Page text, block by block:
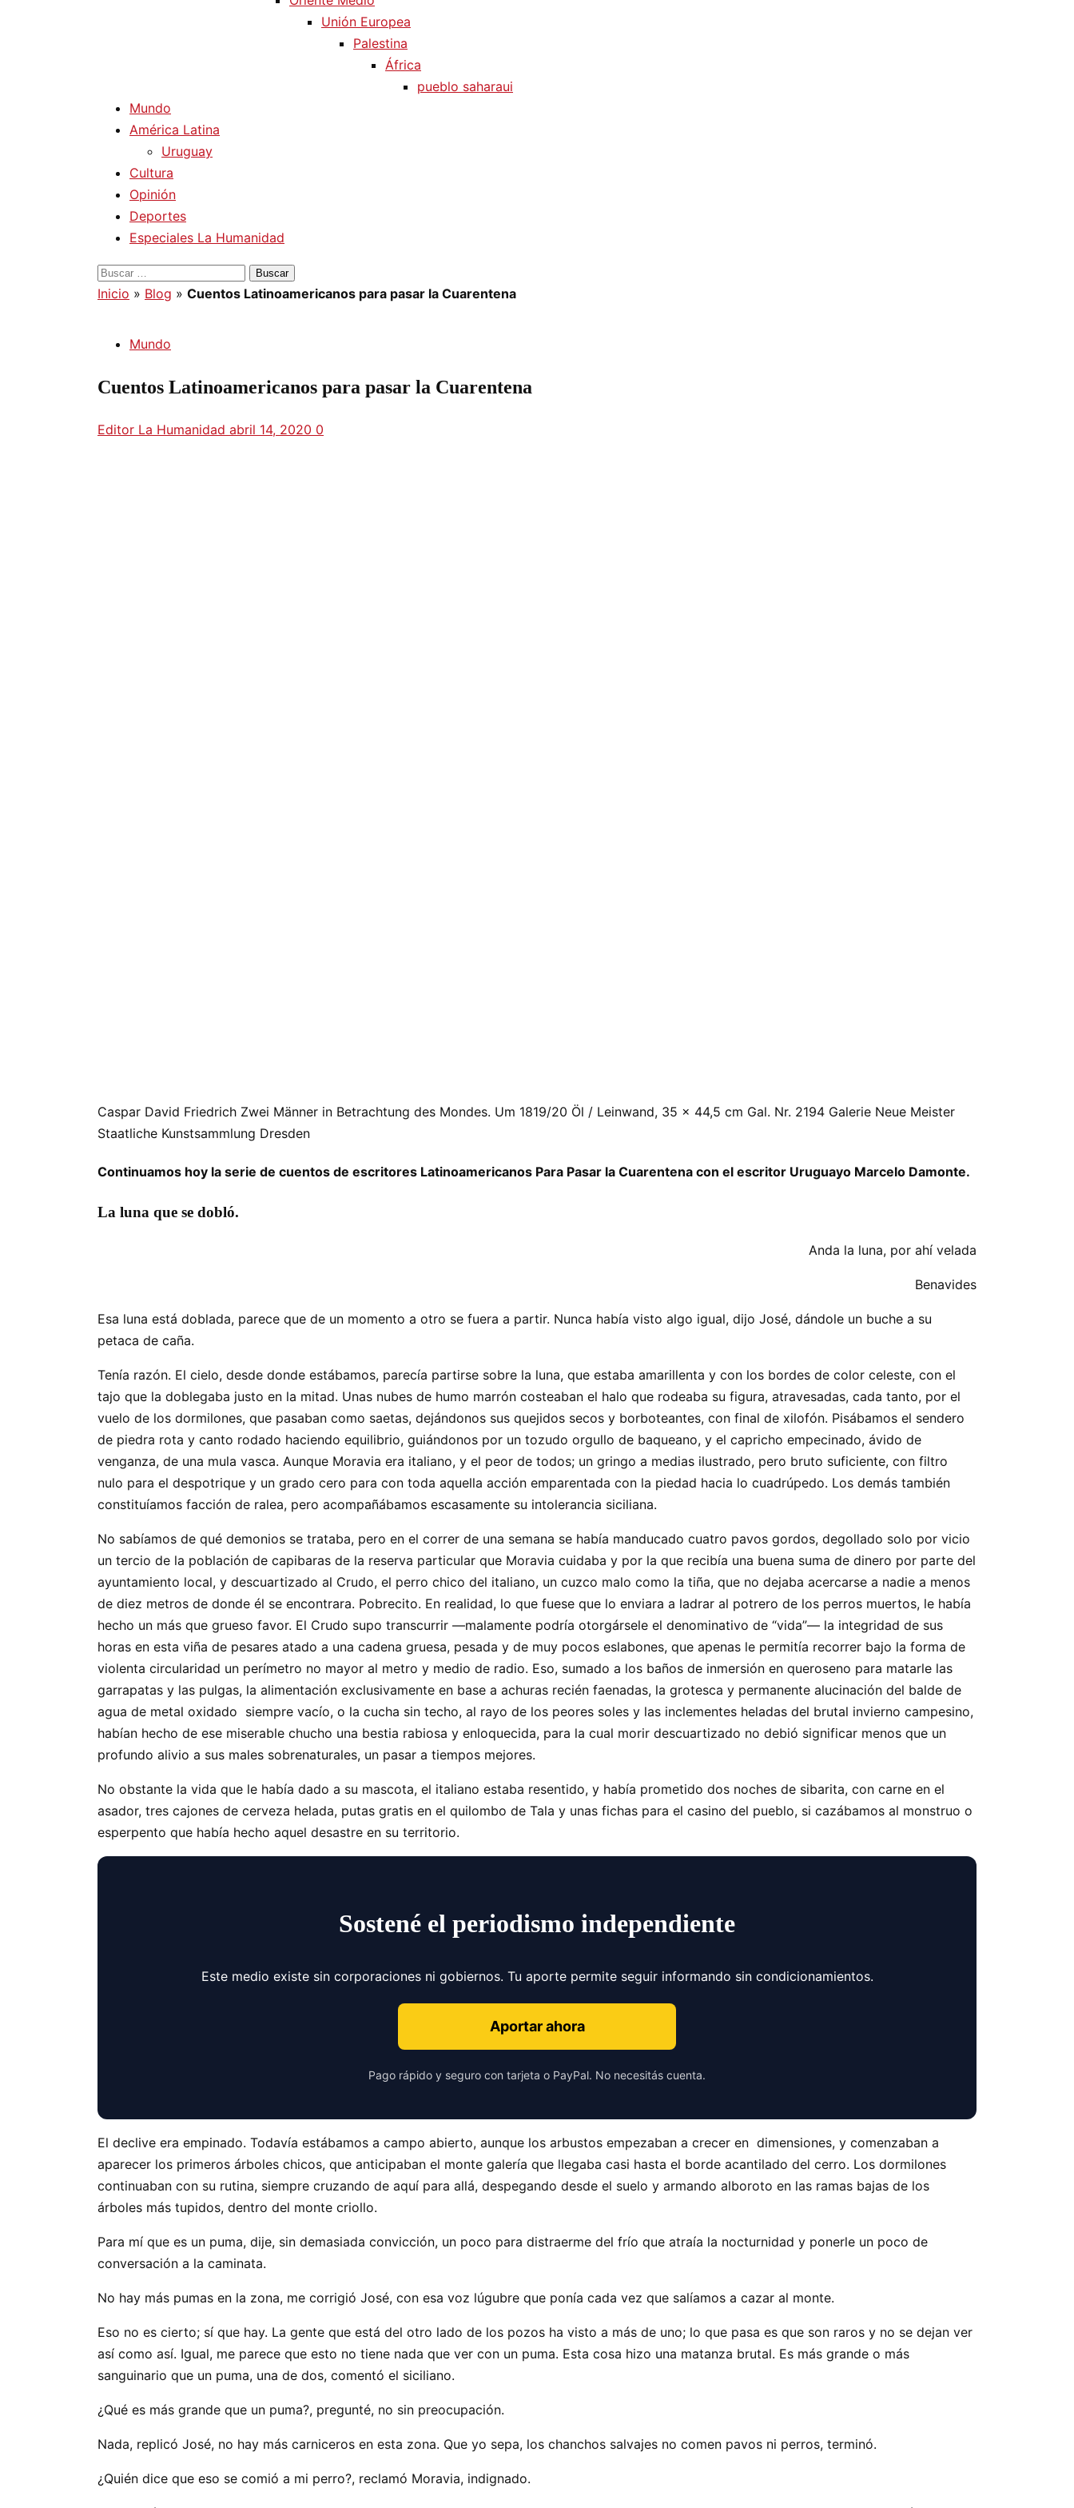
Unión Europea
Palestina
África
pueblo saharaui
Mundo
América Latina
Uruguay
Cultura
Opinión
Deportes
Especiales La Humanidad
Buscar:
Inicio » Blog » Cuentos Latinoamericanos para pasar la Cuarentena
Mundo
Cuentos Latinoamericanos para pasar la Cuarentena
Editor La Humanidad abril 14, 2020 0
Caspar David Friedrich Zwei Männer in Betrachtung des Mondes. Um 1819/20 Öl / Leinwand, 35 x 44,5 cm Gal. Nr. 2194 Galerie Neue Meister
Staatliche Kunstsammlung Dresden
Continuamos hoy la serie de cuentos de escritores Latinoamericanos Para Pasar la Cuarentena con el escritor Uruguayo Marcelo Damonte.
La luna que se dobló.
Anda la luna, por ahí velada
Benavides
Esa luna está doblada, parece que de un momento a otro se fuera a partir. Nunca había visto algo igual, dijo José, dándole un buche a su
petaca de caña.
Tenía razón. El cielo, desde donde estábamos, parecía partirse sobre la luna, que estaba amarillenta y con los bordes de color celeste, con el
tajo que la doblegaba justo en la mitad. Unas nubes de humo marrón costeaban el halo que rodeaba su figura, atravesadas, cada tanto, por el
vuelo de los dormilones, que pasaban como saetas, dejándonos sus quejidos secos y borboteantes, con final de xilofón. Pisábamos el sendero
de piedra rota y canto rodado haciendo equilibrio, guiándonos por un tozudo orgullo de baqueano, y el capricho empecinado, ávido de
venganza, de una mula vasca. Aunque Moravia era italiano, y el peor de todos; un gringo a medias ilustrado, pero bruto suficiente, con filtro
nulo para el despotrique y un grado cero para con toda aquella acción emparentada con la piedad hacia lo cuadrúpedo. Los demás también
constituíamos facción de ralea, pero acompañábamos escasamente su intolerancia siciliana.
No sabíamos de qué demonios se trataba, pero en el correr de una semana se había manducado cuatro pavos gordos, degollado solo por vicio
un tercio de la población de capibaras de la reserva particular que Moravia cuidaba y por la que recibía una buena suma de dinero por parte del
ayuntamiento local, y descuartizado al Crudo, el perro chico del italiano, un cuzco malo como la tiña, que no dejaba acercarse a nadie a menos
de diez metros de donde él se encontrara. Pobrecito. En realidad, lo que fuese que lo enviara a ladrar al potrero de los perros muertos, le había
hecho un más que grueso favor. El Crudo supo transcurrir —malamente podría otorgársele el denominativo de “vida”— la integridad de sus
horas en esta viña de pesares atado a una cadena gruesa, pesada y de muy pocos eslabones, que apenas le permitía recorrer bajo la forma de
violenta circularidad un perímetro no mayor al metro y medio de radio. Eso, sumado a los baños de inmersión en queroseno para matarle las
garrapatas y las pulgas, la alimentación exclusivamente en base a achuras recién faenadas, la grotesca y permanente alucinación del balde de
agua de metal oxidado siempre vacío, o la cucha sin techo, al rayo de los peores soles y las inclementes heladas del brutal invierno campesino,
habían hecho de ese miserable chucho una bestia rabiosa y enloquecida, para la cual morir descuartizado no debió significar menos que un
profundo alivio a sus males sobrenaturales, un pasar a tiempos mejores.
No obstante la vida que le había dado a su mascota, el italiano estaba resentido, y había prometido dos noches de sibarita, con carne en el
asador, tres cajones de cerveza helada, putas gratis en el quilombo de Tala y unas fichas para el casino del pueblo, si cazábamos al monstruo o
esperpento que había hecho aquel desastre en su territorio.
Sostené el periodismo independiente
Este medio existe sin corporaciones ni gobiernos. Tu aporte permite seguir informando sin condicionamientos.
Aportar ahora
Pago rápido y seguro con tarjeta o PayPal. No necesitás cuenta.
El declive era empinado. Todavía estábamos a campo abierto, aunque los arbustos empezaban a crecer en dimensiones, y comenzaban a
aparecer los primeros árboles chicos, que anticipaban el monte galería que llegaba casi hasta el borde acantilado del cerro. Los dormilones
continuaban con su rutina, siempre cruzando de aquí para allá, despegando desde el suelo y armando alboroto en las ramas bajas de los
árboles más tupidos, dentro del monte criollo.
Para mí que es un puma, dije, sin demasiada convicción, un poco para distraerme del frío que atraía la nocturnidad y ponerle un poco de
conversación a la caminata.
No hay más pumas en la zona, me corrigió José, con esa voz lúgubre que ponía cada vez que salíamos a cazar al monte.
Eso no es cierto; sí que hay. La gente que está del otro lado de los pozos ha visto a más de uno; lo que pasa es que son raros y no se dejan ver
así como así. Igual, me parece que esto no tiene nada que ver con un puma. Esta cosa hizo una matanza brutal. Es más grande o más
sanguinario que un puma, una de dos, comentó el siciliano.
¿Qué es más grande que un puma?, pregunté, no sin preocupación.
Nada, replicó José, no hay más carniceros en esta zona. Que yo sepa, los chanchos salvajes no comen pavos ni perros, terminó.
¿Quién dice que eso se comió a mi perro?, reclamó Moravia, indignado.